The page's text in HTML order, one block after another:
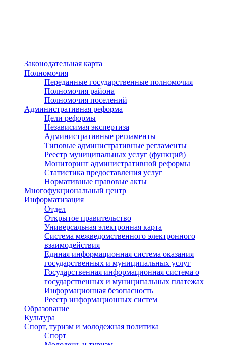
Законодательная карта
Полномочия
Переданные государственные полномочия
Полномочия района
Полномочия поселений
Административная реформа
Цели реформы
Независимая экспертиза
Административные регламенты
Типовые административные регламенты
Реестр муниципальных услуг (функций)
Мониторинг административной реформы
Статистика предоставления услуг
Нормативные правовые акты
Многофукциональный центр
Информатизация
Отдел
Открытое правительство
Универсальная электронная карта
Система межведомственного электронного
взаимодействия
Единая информационная система оказания
государственных и муниципальных услуг
Государственная информационная система о
государственных и муниципальных платежах
Информационная безопасность
Реестр информационных систем
Образование
Культура
Спорт, туризм и молодежная политика
Спорт